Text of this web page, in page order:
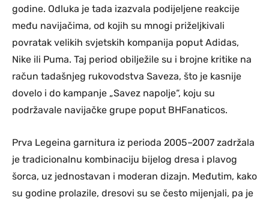
godine. Odluka je tada izazvala podijeljene reakcije
među navijačima, od kojih su mnogi priželjkivali
povratak velikih svjetskih kompanija poput Adidas,
Nike ili Puma. Taj period obilježile su i brojne kritike na
račun tadašnjeg rukovodstva Saveza, što je kasnije
dovelo i do kampanje „Savez napolje“, koju su
podržavale navijačke grupe poput BHFanaticos.
Prva Legeina garnitura iz perioda 2005–2007 zadržala
je tradicionalnu kombinaciju bijelog dresa i plavog
šorca, uz jednostavan i moderan dizajn. Međutim, kako
su godine prolazile, dresovi su se često mijenjali, pa je